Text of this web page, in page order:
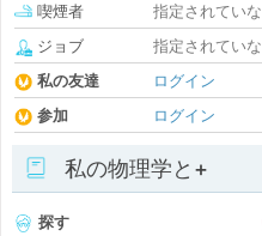
喫煙者
指定されてい
ジョブ
指定されてい
私の友達
ログイン
参加
ログイン
私の物理学と+
探す